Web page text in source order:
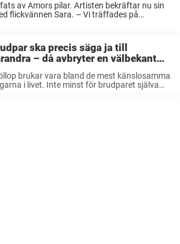
av Amors pilar. Artisten bekräftar nu sin
flickvännen Sara. – Vi träffades på
ska precis säga ja till
– då avbryter en välbekant
vigseln
brukar vara bland de mest känslosamma
i livet. Inte minst för brudparet själva